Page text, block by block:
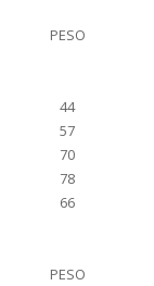
PESO
44
57
70
78
66
PESO